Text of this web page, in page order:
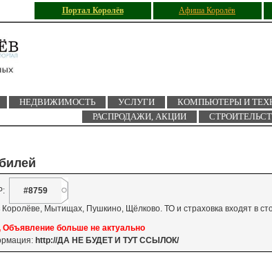
Портал Королёв Афиша Королёв
НЕДВИЖИМОСТЬ УСЛУГИ КОМПЬЮТЕРЫ И
РАСПРОДАЖИ, АКЦИИ
#8759
Королёве, Мытищах, Пушкино, Щёлково. ТО и страховка входят в
больше не актуально
http://ДА НЕ БУДЕТ И ТУТ ССЫЛОК/